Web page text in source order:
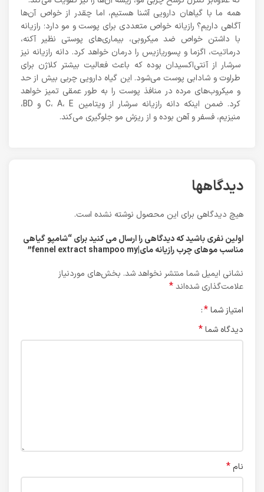
همه ما با گیاهان دارویی آشنا هستیم، اما چقدر از خواص آن‌ها
آگاهی داریم؟ رازیانه خواص متعددی برای پوست و مو دارد؛ رازیانه
با داشتن خواص ضد میکروبی، بیماری‌های پوستی نظیر آکنه،
درماتیت، اگزما و پسوریازیس را درمان خواهد کرد. دانه رازیانه نیز
سرشار از آنتی‌اکسیدان بوده که باعث فعالیت بیشتر کلاژن برای
طراوت و شادابی پوست می‌شود. این گیاه دارویی چربی بیش از حد
و میکروب‌های مرده در منافذ پوست را به طور عمقی تمیز خواهد
کرد. ضمن اینکه دانه رازیانه سرشار از ویتامین C، A، E و BD،
منیزیم، فسفر و آهن بوده و از ریزش مو جلوگیری می‌کند.
دیدگاهها
هیچ دیدگاهی برای این محصول نوشته نشده است.
اولین نفری باشید که دیدگاهی را ارسال می کنید برای “شامپو گیاهی
مناسب موهای چرب رازیانه مای|fennel extract shampoo my”
نشانی ایمیل شما منتشر نخواهد شد. بخش‌های موردنیاز
علامت‌گذاری شده‌اند*
امتیاز شما*
دیدگاه شما*
نام *